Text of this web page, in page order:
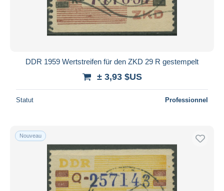
DDR 1959 Wertstreifen für den ZKD 29 R gestempelt
± 3,93 $US
Statut Professionnel
Nouveau